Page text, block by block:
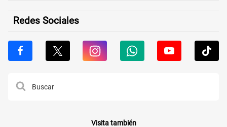
Redes Sociales
Visita también